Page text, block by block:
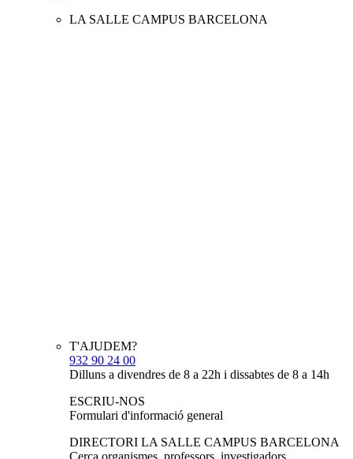
LA SALLE CAMPUS BARCELONA
T'AJUDEM?
932 90 24 00
Dilluns a divendres de 8 a 22h i dissabtes de 8 a 14h
ESCRIU-NOS
Formulari d'informació general
DIRECTORI LA SALLE CAMPUS BARCELONA
Cerca organismes, professors, investigadors...